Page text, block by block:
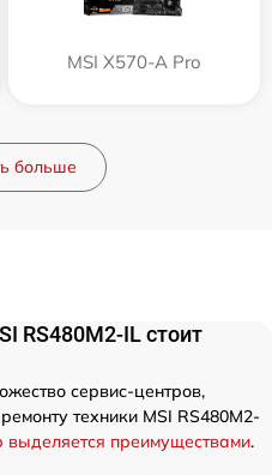
MSI X570-A Pro
больше
RS480M2-IL стоит
сервис-центров,
техники MSI RS480M2-
выделяется преимуществами.